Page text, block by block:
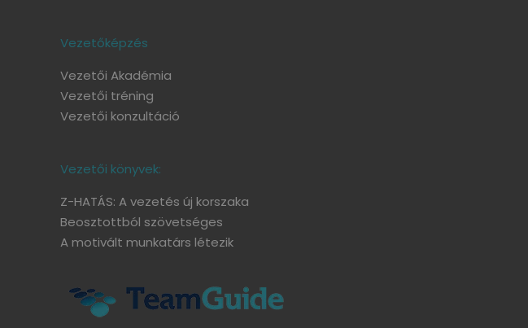
Vezetőképzés
Vezetői Akadémia
Vezetői tréning
Vezetői konzultáció
Vezetői könyvek:
Z-HATÁS: A vezetés új korszaka
Beosztottból szövetséges
A motivált munkatárs létezik